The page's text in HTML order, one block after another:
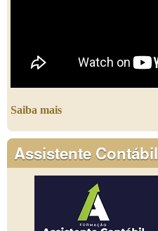
Saiba mais
Assistente Contábil